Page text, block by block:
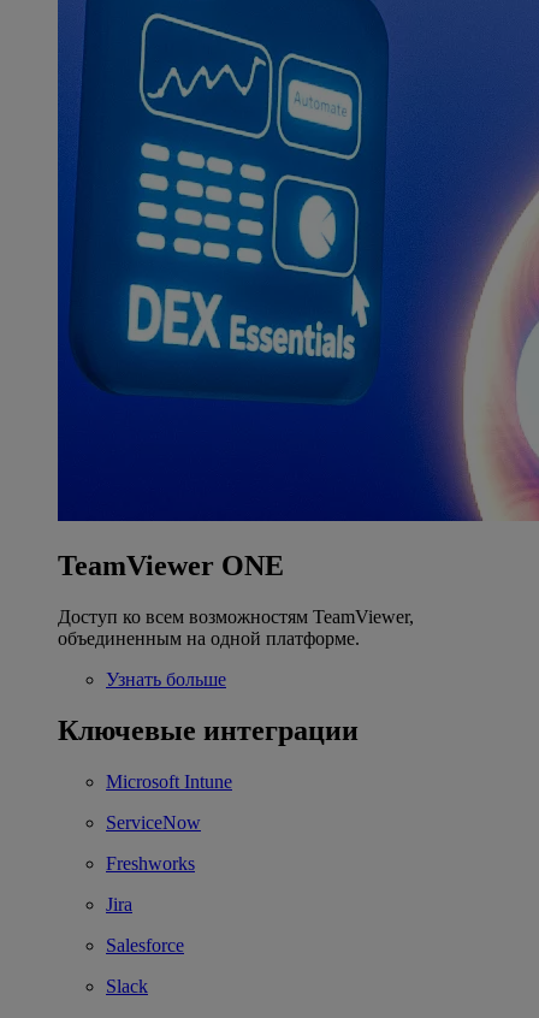
TeamViewer ONE
Доступ ко всем возможностям TeamViewer,
объединенным на одной платформе.
Узнать больше
Ключевые интеграции
Microsoft Intune
ServiceNow
Freshworks
Jira
Salesforce
Slack